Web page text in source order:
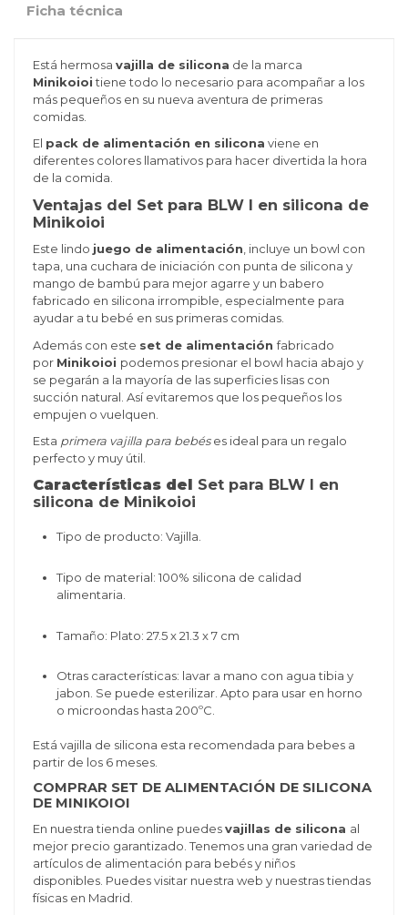
Ficha técnica
Está hermosa vajilla de silicona de la marca
Minikoioitiene todo lo necesario para acompañar a los
más pequeños en su nueva aventura de primeras
comidas.
El pack de alimentación en silicona viene en
diferentes colores llamativos para hacer divertida la hora
de la comida.
Ventajas del Set para BLW I en silicona de
Minikoioi
Este lindo juego de alimentación , incluye un bowl con
tapa, una cuchara de iniciación con punta de silicona y
mango de bambú para mejor agarre y un babero
fabricado en silicona irrompible, especialmente para
ayudar a tu bebé en sus primeras comidas.
Además con este set de alimentaciónfabricado
por Minikoioi podemos presionar el bowl hacia abajo y
se pegarán a la mayoría de las superficies lisas con
succión natural. Así evitaremos que los pequeños los
empujen o vuelquen.
Esta primera vajilla para bebéses ideal para un regalo
perfecto y muy útil.
Características del Set para BLW I en
silicona de Minikoioi
Tipo de producto: Vajilla.
Tipo de material: 100% silicona de calidad
alimentaria.
Tamaño: Plato: 27.5 x 21.3 x 7 cm
Otras características: lavar a mano con agua tibia y
jabon. Se puede esterilizar. Apto para usar en horno
o microondas hasta 200ºC.
Está vajilla de silicona esta recomendada para bebes a
partir de los 6 meses.
COMPRAR SET DE ALIMENTACIÓN DE SILICONA
DE MINIKOIOI
En nuestra tienda online puedesvajillas de silicona al
mejor precio garantizado. Tenemos una gran variedad de
artículos de alimentación para bebés y niños
disponibles. Puedes visitar nuestra web y nuestras tiendas
físicas en Madrid.